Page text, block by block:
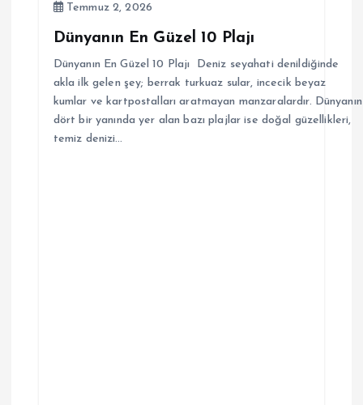
Temmuz 2, 2026
Dünyanın En Güzel 10 Plajı
Dünyanın En Güzel 10 Plajı Deniz seyahati denildiğinde
akla ilk gelen şey; berrak turkuaz sular, incecik beyaz
kumlar ve kartpostalları aratmayan manzaralardır. Dünyanın
dört bir yanında yer alan bazı plajlar ise doğal güzellikleri,
temiz denizi…